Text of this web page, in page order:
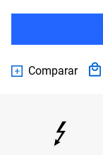
Comparar